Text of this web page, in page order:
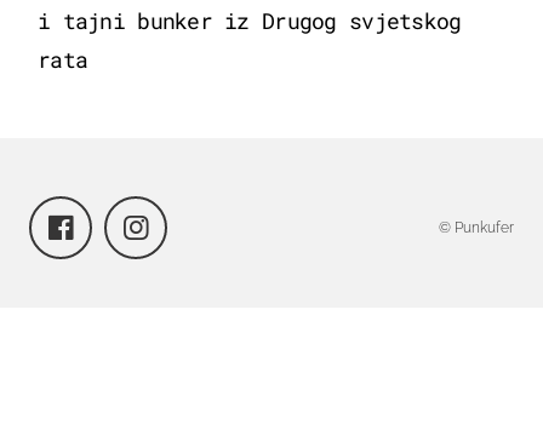
i tajni bunker iz Drugog svjetskog
rata
© Punkufer